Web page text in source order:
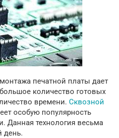
печатной платы дает
количество готовых
времени. Сквозной
особую популярность
Данная технология весьма
день.